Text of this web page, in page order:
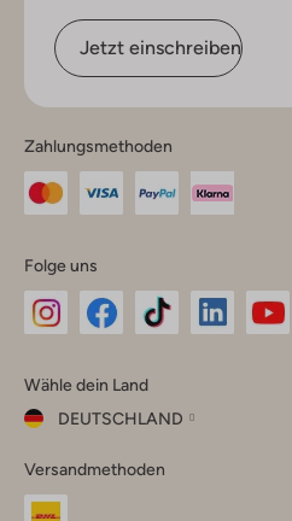
Jetzt einschreiben
Zahlungsmethoden
Folge uns
Instagram
Facebook
TikTok
Wähle dein Land
DEUTSCHLAND
dein
Land
Versandmethoden